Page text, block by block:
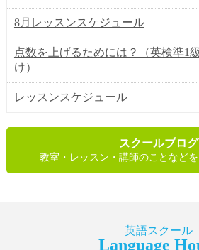
8月レッスンスケジュール
点数を上げるためには？（英検準1
け）
レッスンスケジュール
スクールブログ
教室・レッスン・講師のことなど
英語スクール
Language